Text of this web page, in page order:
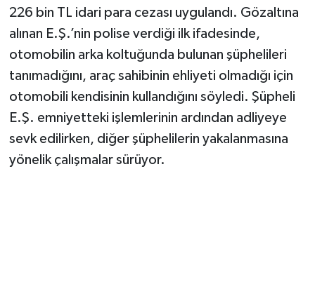
226 bin TL idari para cezası uygulandı. Gözaltına
alınan E.Ş.’nin polise verdiği ilk ifadesinde,
otomobilin arka koltuğunda bulunan şüphelileri
tanımadığını, araç sahibinin ehliyeti olmadığı için
otomobili kendisinin kullandığını söyledi. Şüpheli
E.Ş. emniyetteki işlemlerinin ardından adliyeye
sevk edilirken, diğer şüphelilerin yakalanmasına
yönelik çalışmalar sürüyor.